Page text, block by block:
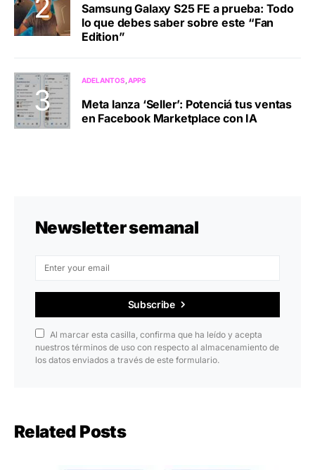
Samsung Galaxy S25 FE a prueba: Todo
lo que debes saber sobre este “Fan
Edition”
ADELANTOS APPS
Meta lanza ‘Seller’: Potenciá tus ventas
en Facebook Marketplace con IA
Newsletter semanal
Subscribe
Al marcar esta casilla, confirma que ha leído y acepta
nuestros términos de uso con respecto al almacenamiento de
los datos enviados a través de este formulario.
Related Posts